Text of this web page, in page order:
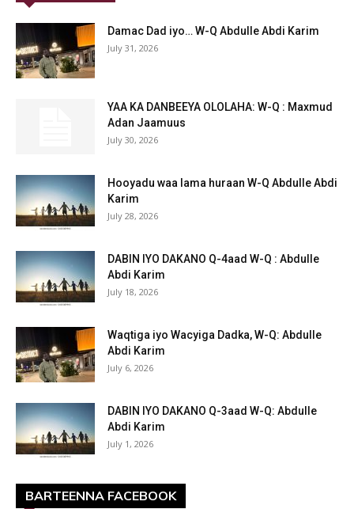
Damac Dad iyo… W-Q Abdulle Abdi Karim
July 31, 2026
YAA KA DANBEEYA OLOLAHA: W-Q : Maxmud
Adan Jaamuus
July 30, 2026
Hooyadu waa lama huraan W-Q Abdulle Abdi
Karim
July 28, 2026
DABIN IYO DAKANO Q-4aad W-Q : Abdulle
Abdi Karim
July 18, 2026
Waqtiga iyo Wacyiga Dadka, W-Q: Abdulle
Abdi Karim
July 6, 2026
DABIN IYO DAKANO Q-3aad W-Q: Abdulle
Abdi Karim
July 1, 2026
BARTEENNA FACEBOOK